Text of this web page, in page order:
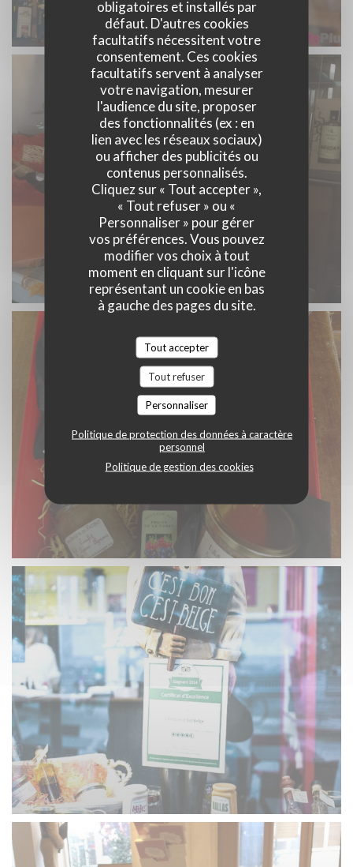
obligatoires et installés par
défaut. D'autres cookies
facultatifs nécessitent votre
consentement. Ces cookies
facultatifs servent à analyser
votre navigation, mesurer
l'audience du site, proposer
des fonctionnalités (ex : en
lien avec les réseaux sociaux)
ou afficher des publicités ou
contenus personnalisés.
Cliquez sur « Tout accepter »,
« Tout refuser » ou «
Personnaliser » pour gérer
vos préférences. Vous pouvez
modifier vos choix à tout
moment en cliquant sur l'icône
représentant un cookie en bas
à gauche des pages du site.
Tout accepter
Tout refuser
Personnaliser
Politique de protection des données à caractère
personnel
Politique de gestion des cookies